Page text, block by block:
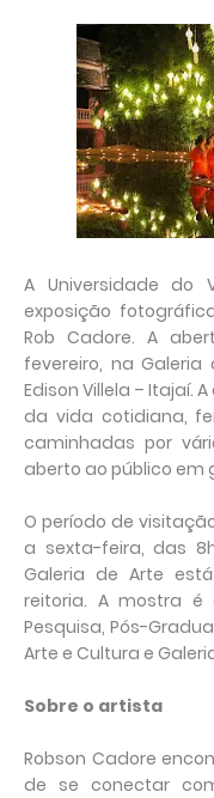
A Universidade do
exposição
Rob Cadore. A
fevereiro, na Galeria
Edison Villela – Itajaí.
da vida cotidiana,
caminhadas por
aberto ao público em
O período de
a sexta-feira, das
Galeria de Arte
reitoria. A mostra é
Pesquisa, Pós-
Arte e Cultura e
Sobre o artista
Robson Cadore
de se conectar